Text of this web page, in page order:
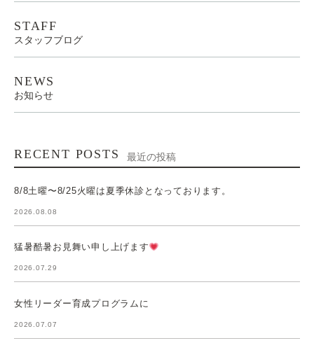
STAFF
スタッフブログ
NEWS
お知らせ
RECENT POSTS 最近の投稿
8/8土曜〜8/25火曜は夏季休診となっております。
2026.08.08
猛暑酷暑お見舞い申し上げます
2026.07.29
女性リーダー育成プログラムに
2026.07.07